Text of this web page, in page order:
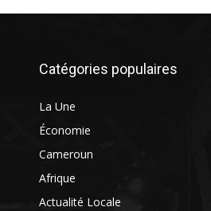
Catégories populaires
La Une
Économie
Cameroun
Afrique
Actualité Locale